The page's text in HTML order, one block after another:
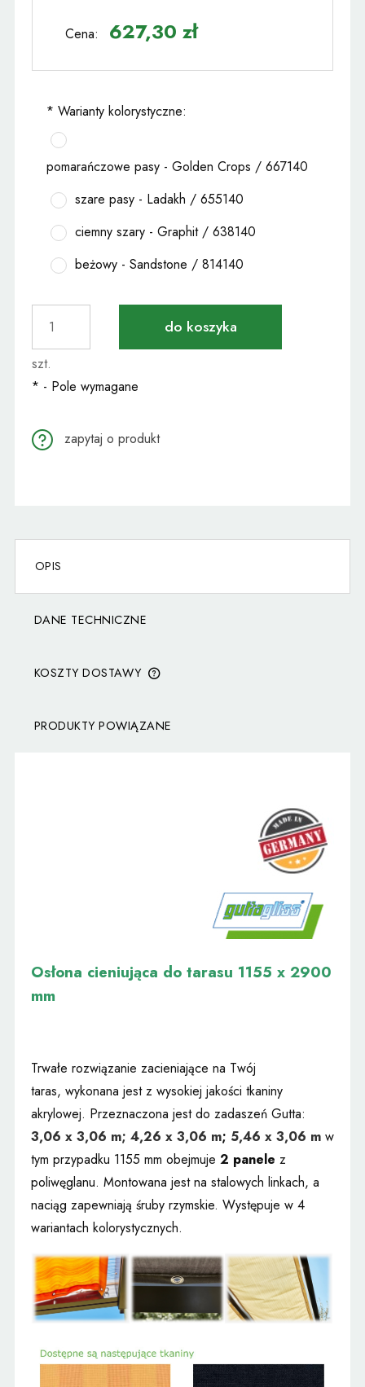
Cena: 627,30 zł
* Warianty kolorystyczne:
pomarańczowe pasy - Golden Crops / 667140
szare pasy - Ladakh / 655140
ciemny szary - Graphit / 638140
beżowy - Sandstone / 814140
szt.
do koszyka
* - Pole wymagane
zapytaj o produkt
OPIS
DANE TECHNICZNE
KOSZTY DOSTAWY
CENA NIE ZAWIERA EWENTUALNYCH KOSZTÓW
PRODUKTY POWIĄZANE
Osłona cieniująca do tarasu 1155 x 2900
mm
Trwałe rozwiązanie zacieniające na Twój
taras, wykonana jest z wysokiej jakości tkaniny
akrylowej. Przeznaczona jest do zadaszeń Gutta:
3,06 x 3,06 m; 4,26 x 3,06 m; 5,46 x 3,06 m w
tym przypadku 1155 mm obejmuje 2 panele z
poliwęglanu. Montowana jest na stalowych linkach, a
naciąg zapewniają śruby rzymskie. Występuje w 4
wariantach kolorystycznych.